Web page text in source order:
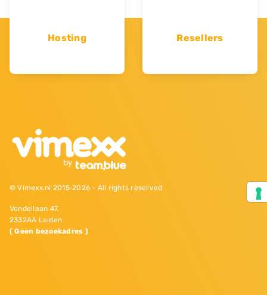
Hosting Resellers
© Vimexx.nl 2015‐2026 - All rights reserved
Vondellaan 47,
2332AA Leiden
( Geen bezoekadres )